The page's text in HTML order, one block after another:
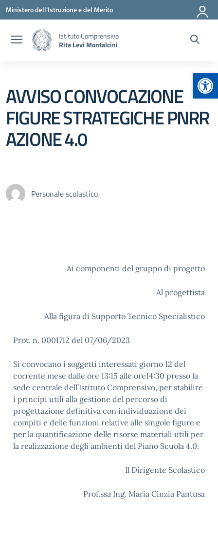
Vai ai contenuti
Vai al menu di navigazione
Vai al footer
Ministero dell'Istruzione e del Merito
Istituto Comprensivo
Rita Levi Montalcini
AVVISO CONVOCAZIONE
FIGURE STRATEGICHE PNRR
AZIONE 4.0
Personale scolastico
Ai componenti del gruppo di progetto
Al progettista
Alla figura di Supporto Tecnico Specialistico
Prot. n. 0001712 del 07/06/2023
Si convocano i soggetti interessati giorno 12 del
corrente mese dalle ore 13:15 alle ore14:30 presso la
sede centrale dell’Istituto Comprensivo, per stabilire
i principi utili alla gestione del percorso di
progettazione definitiva con individuazione dei
compiti e delle funzioni relative alle singole figure e
per la quantificazione delle risorse materiali utili per
la realizzazione degli ambienti del Piano Scuola 4.0.
Il Dirigente Scolastico
Prof.ssa Ing. Maria Cinzia Pantusa